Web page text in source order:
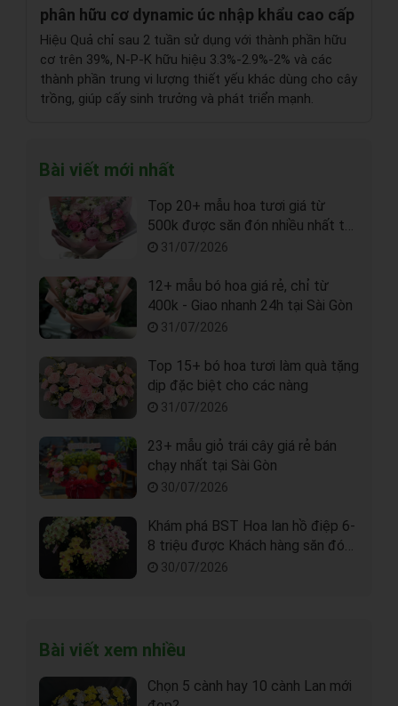
phân hữu cơ dynamic úc nhập khẩu cao cấp
Hiệu Quả chỉ sau 2 tuần sử dụng với thành phần hữu
cơ trên 39%, N-P-K hữu hiệu 3.3%-2.9%-2% và các
thành phần trung vi lượng thiết yếu khác dùng cho cây
trồng, giúp cấy sinh trưởng và phát triển mạnh.
Bài viết mới nhất
Top 20+ mẫu hoa tươi giá từ
500k được săn đón nhiều nhất tại
Sài Gòn
31/07/2026
12+ mẫu bó hoa giá rẻ, chỉ từ
400k - Giao nhanh 24h tại Sài Gòn
31/07/2026
Top 15+ bó hoa tươi làm quà tặng
dịp đặc biệt cho các nàng
31/07/2026
23+ mẫu giỏ trái cây giá rẻ bán
chạy nhất tại Sài Gòn
30/07/2026
Khám phá BST Hoa lan hồ điệp 6-
8 triệu được Khách hàng săn đón
nhất30/07/2026
Bài viết xem nhiều
Chọn 5 cành hay 10 cành Lan mới